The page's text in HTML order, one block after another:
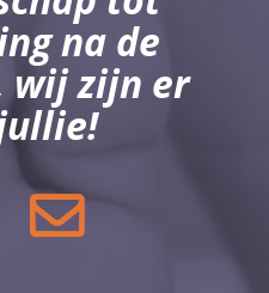
na de
zijn er